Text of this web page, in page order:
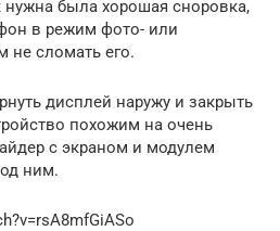
нужна была хорошая сноровка,
в режим фото- или
не сломать его.
дисплей наружу и закрыть
похожим на очень
с экраном и модулем
ним.